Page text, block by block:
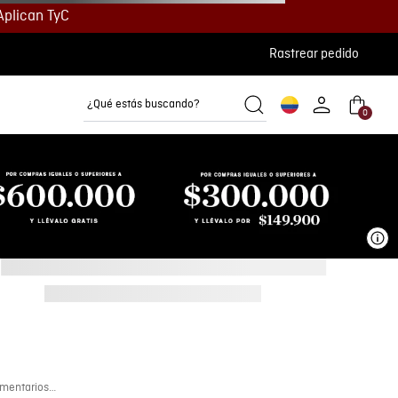
TyC
Rastrear pedido
¿Qué estás buscando?
0